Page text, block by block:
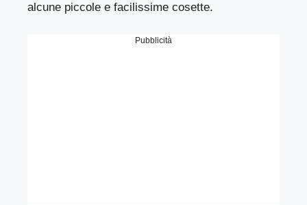
alcune piccole e facilissime cosette.
Pubblicità